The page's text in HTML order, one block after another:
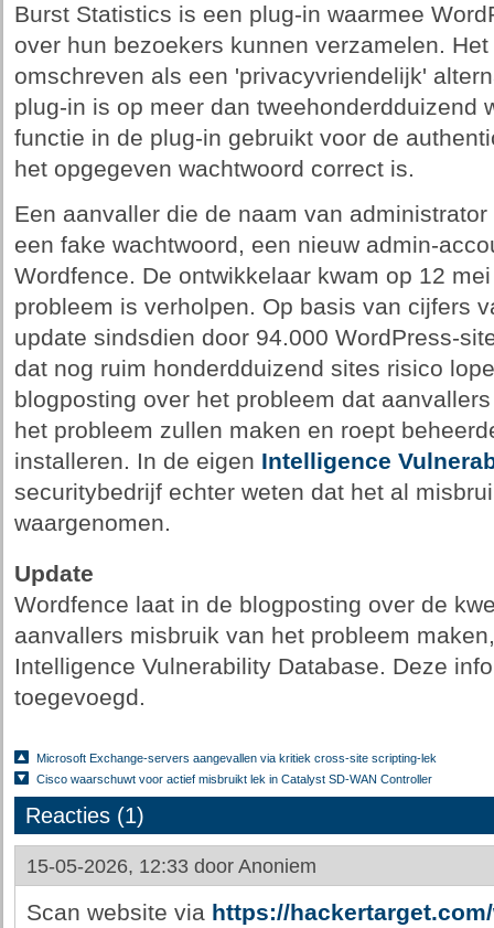
Burst Statistics is een plug-in waarmee
over hun bezoekers kunnen verzamelen.
omschreven als een 'privacyvriendelijk'
plug-in is op meer dan tweehonderdduizend
functie in de plug-in gebruikt voor de
het opgegeven wachtwoord correct is.
Een aanvaller die de naam van
een fake wachtwoord, een nieuw admin-
Wordfence. De ontwikkelaar kwam op 12
probleem is verholpen. Op basis van cijfers
update sindsdien door 94.000 WordPress-
dat nog ruim honderdduizend sites risico
blogposting over het probleem dat
het probleem zullen maken en roept
installeren. In de eigen Intelligence
securitybedrijf echter weten dat het al
waargenomen.
Update
Wordfence laat in de blogposting over de
aanvallers misbruik van het probleem
Intelligence Vulnerability Database. Deze
toegevoegd.
Microsoft Exchange-servers aangevallen via kritiek cross-site scripting-lek
Cisco waarschuwt voor actief misbruikt lek in Catalyst SD-WAN Controller
Reacties (1)
15-05-2026, 12:33 door Anoniem
Scan website via https://